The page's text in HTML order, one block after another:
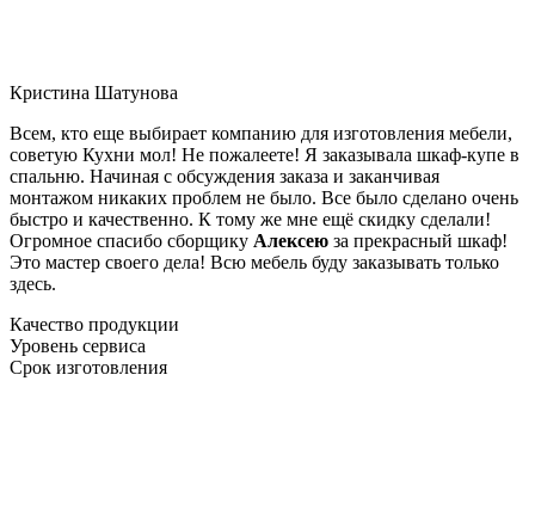
Кристина Шатунова
Всем, кто еще выбирает компанию для изготовления мебели,
советую Кухни мол! Не пожалеете! Я заказывала шкаф-купе в
спальню. Начиная с обсуждения заказа и заканчивая
монтажом никаких проблем не было. Все было сделано очень
быстро и качественно. К тому же мне ещё скидку сделали!
Огромное спасибо сборщику Алексею за прекрасный шкаф!
Это мастер своего дела! Всю мебель буду заказывать только
здесь.
Качество продукции
Уровень сервиса
Срок изготовления